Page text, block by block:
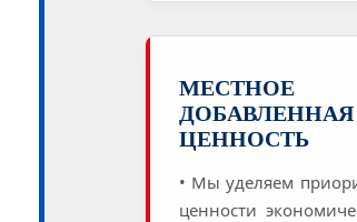
ЦЕННОСТЬ
• Мы уделяем
ценности